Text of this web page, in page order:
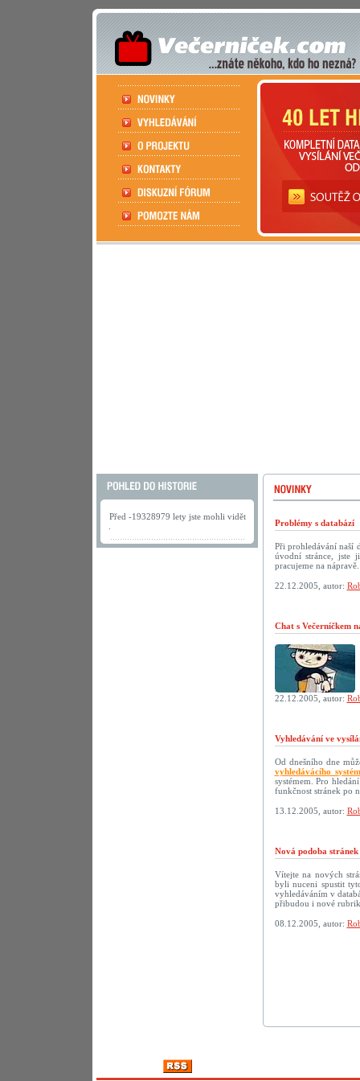
Před -19328979 lety jste mohli vidět
Problémy s databází
Při prohledávání naší
úvodní stránce, jste
pracujeme na
22.12.2005, autor:
Chat s Večerníčkem
22.12.2005, autor:
Vyhledávání ve
Od dnešního dne
vyhledávácího
systémem. Pro
funkčnost stránek po
13.12.2005, autor:
Nová podoba
Vítejte na nových
byli nuceni spustit
vyhledáváním v
přibudou i nové
08.12.2005, autor: